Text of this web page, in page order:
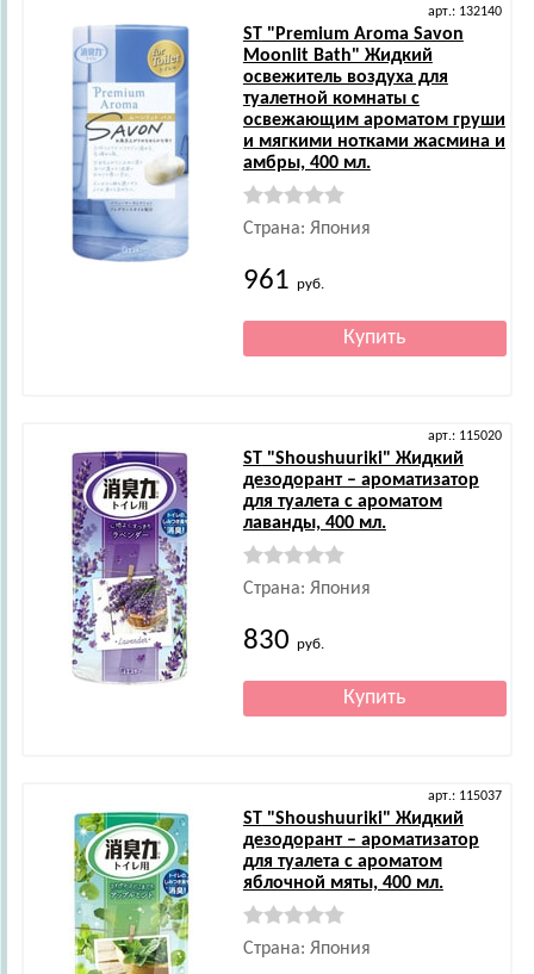
арт.: 132140
ST"Premium Aroma Savon
Moonlit Bath" Жидкий
освежитель воздуха для
туалетной комнаты с
освежающим ароматом груши
и мягкими нотками жасмина и
амбры, 400 мл.
Страна: Япония
961 руб.
арт.: 115020
ST"Shoushuuriki" Жидкий
дезодорант – ароматизатор
для туалета с ароматом
лаванды, 400 мл.
Страна: Япония
830 руб.
арт.: 115037
ST"Shoushuuriki" Жидкий
дезодорант – ароматизатор
для туалета c ароматом
яблочной мяты, 400 мл.
Страна: Япония